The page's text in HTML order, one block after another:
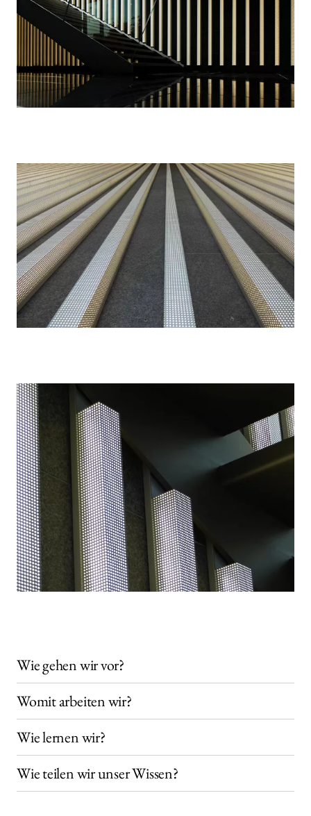
Wie gehen wir vor?
Womit arbeiten wir?
Wie lernen wir?
Wie teilen wir unser Wissen?